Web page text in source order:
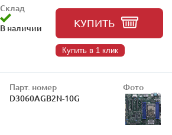
Склад
В наличии
КУПИТЬ
Купить в 1 клик
Парт. номер
D3060AGB2N-10G
Фото